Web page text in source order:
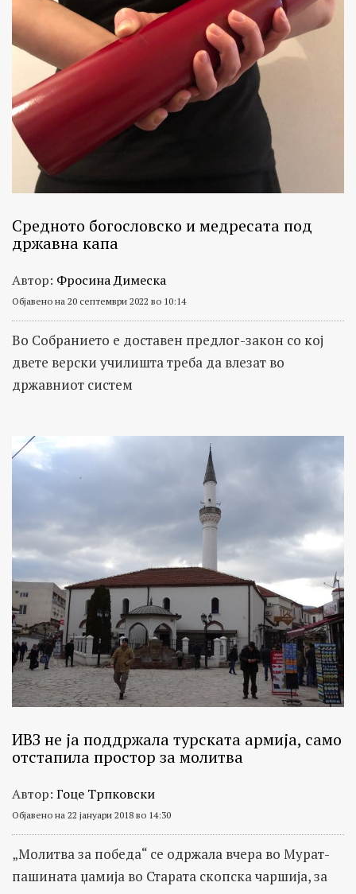
Средното богословско и медресата под
државна капа
Автор: Фросина Димеска
Објавено на 20 септември 2022 во 10:14
Во Собранието е доставен предлог-закон со кој
двете верски училишта треба да влезат во
државниот систем
ИВЗ не ја поддржала турската армија, само
отстапила простор за молитва
Автор: Гоце Трпковски
Објавено на 22 јануари 2018 во 14:30
„Молитва за победа“ се одржала вчера во Мурат-
пашината џамија во Старата скопска чаршија, за